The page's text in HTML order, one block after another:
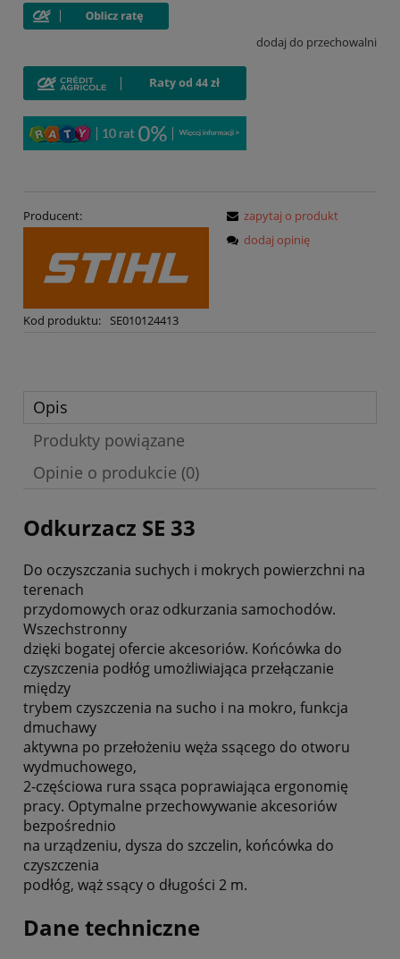
dodaj do przechowalni
Producent:
Kod produktu: SE010124413
zapytaj o produkt
dodaj opinię
Opis
Produkty powiązane
Opinie o produkcie (0)
Odkurzacz SE 33
Do oczyszczania suchych i mokrych powierzchni na
terenach
przydomowych oraz odkurzania samochodów.
Wszechstronny
dzięki bogatej ofercie akcesoriów. Końcówka do
czyszczenia podłóg umożliwiająca przełączanie
między
trybem czyszczenia na sucho i na mokro, funkcja
dmuchawy
aktywna po przełożeniu węża ssącego do otworu
wydmuchowego,
2-częściowa rura ssąca poprawiająca ergonomię
pracy. Optymalne przechowywanie akcesoriów
bezpośrednio
na urządzeniu, dysza do szczelin, końcówka do
czyszczenia
podłóg, wąż ssący o długości 2 m.
Dane techniczne